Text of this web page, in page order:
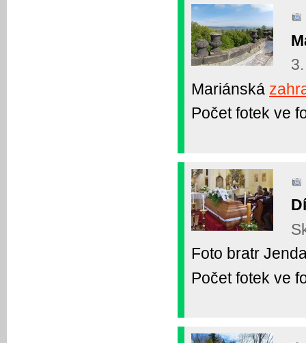
Mariánská
Počet fotek ve
Foto bratr
Počet fotek ve